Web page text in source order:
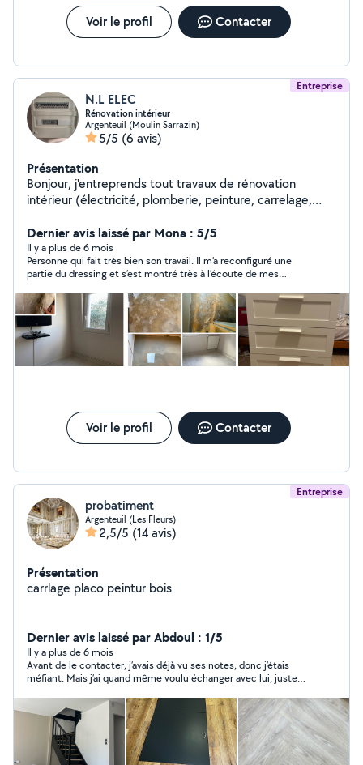
Voir le profil Contacter
Entreprise
N.L ELEC
Rénovation intérieur
Argenteuil (Moulin Sarrazin)
5/5 (6 avis)
Présentation
Bonjour, j'entreprends tout travaux de rénovation
intérieur (électricité, plomberie, peinture, carrelage,
Dernier avis laissé par Mona : 5/5
Il y a plus de 6 mois
Personne qui fait très bien son travail. Il m’a reconfiguré une
partie du dressing et s’est montré très à l’écoute de mes
Voir le profil Contacter
Entreprise
probatiment
Argenteuil (Les Fleurs)
2,5/5 (14 avis)
Présentation
carrlage placo peintur bois
Dernier avis laissé par Abdoul : 1/5
Il y a plus de 6 mois
Avant de le contacter, j’avais déjà vu ses notes, donc j’étais
méfiant. Mais j’ai quand même voulu échanger avec lui, juste
incroyable : il propose des tarifs complètement exagérés.
Même un professionnel du bâtiment, en ajoutant toutes ses
charges, ne donnerait pas un prix pareil. Ce monsieur cherche à
gagner de l’argent beaucoup trop facilement sur le dos des
gens. Honnêtement, ne perdez pas votre temps avec lui : c’est